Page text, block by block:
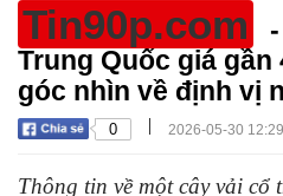
Tin90p.com
Trung Quốc giá
góc nhìn về định vị
0 | 2026-05-30
Thông tin về một cây vải